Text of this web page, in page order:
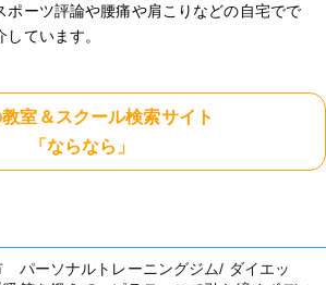
ポーツ評論や腰痛や肩こりなどの自宅でで
ています。
室＆スクール検索サイト
「ならなら」
パーソナルトレーニングジム/ ダイエッ